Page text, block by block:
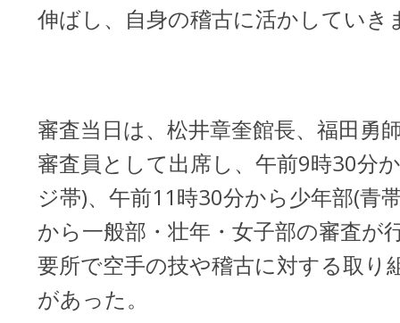
伸ばし、自身の稽古に活かしてい
審査当日は、松井章奎館長、福田勇
審査員として出席し、午前9時30分
ジ帯)、午前11時30分から少年部(青
から一般部・壮年・女子部の審査が
要所で空手の技や稽古に対する取り
があった。